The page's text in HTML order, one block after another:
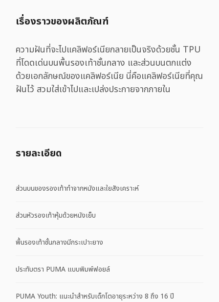
เรื่องราวของผลิตภัณฑ์
ความฝันที่จะไปแคลิฟอร์เนียกลายเป็นจริงด้วยชั้น TPU
ที่โดดเด่นบนพื้นรองเท้าชั้นกลาง และส่วนบนตกแต่ง
ด้วยเอกลักษณ์ของแคลิฟอร์เนีย นี่คือแคลิฟอร์เนียที่คุณ
ฝันไว้ สวมใส่เข้าไปและเปล่งประกายจากภายใน
รายละเอียด
ส่วนบนของรองเท้าทำจากหนังและใยสังเคราะห์
ส่วนหัวรองเท้าหุ้มด้วยหนังเย็บ
พื้นรองเท้าชั้นกลางมีกระเปาะยาง
ประทับตรา PUMA แบบพิมพ์ฟอยล์
PUMA Youth: แนะนำสำหรับเด็กโตอายุระหว่าง 8 ถึง 16 ปี